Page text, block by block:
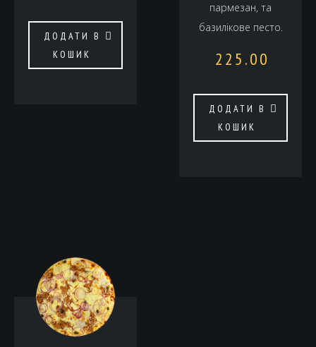
ДОДАТИ В
КОШИК
пармезан, та
базилікове песто.
225.00
ДОДАТИ В
КОШИК